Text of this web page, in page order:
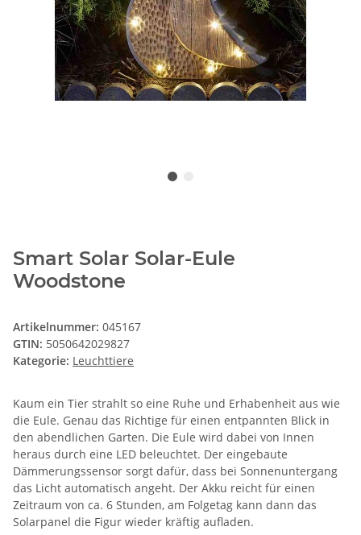
Smart Solar Solar-Eule
Woodstone
Artikelnummer: 045167
GTIN: 5050642029827
Kategorie: Leuchttiere
Kaum ein Tier strahlt so eine Ruhe und Erhabenheit aus wie
die Eule. Genau das Richtige für einen entpannten Blick in
den abendlichen Garten. Die Eule wird dabei von Innen
heraus durch eine LED beleuchtet. Der eingebaute
Dämmerungssensor sorgt dafür, dass bei Sonnenuntergang
das Licht automatisch angeht. Der Akku reicht für einen
Zeitraum von ca. 6 Stunden, am Folgetag kann dann das
Solarpanel die Figur wieder kräftig aufladen.